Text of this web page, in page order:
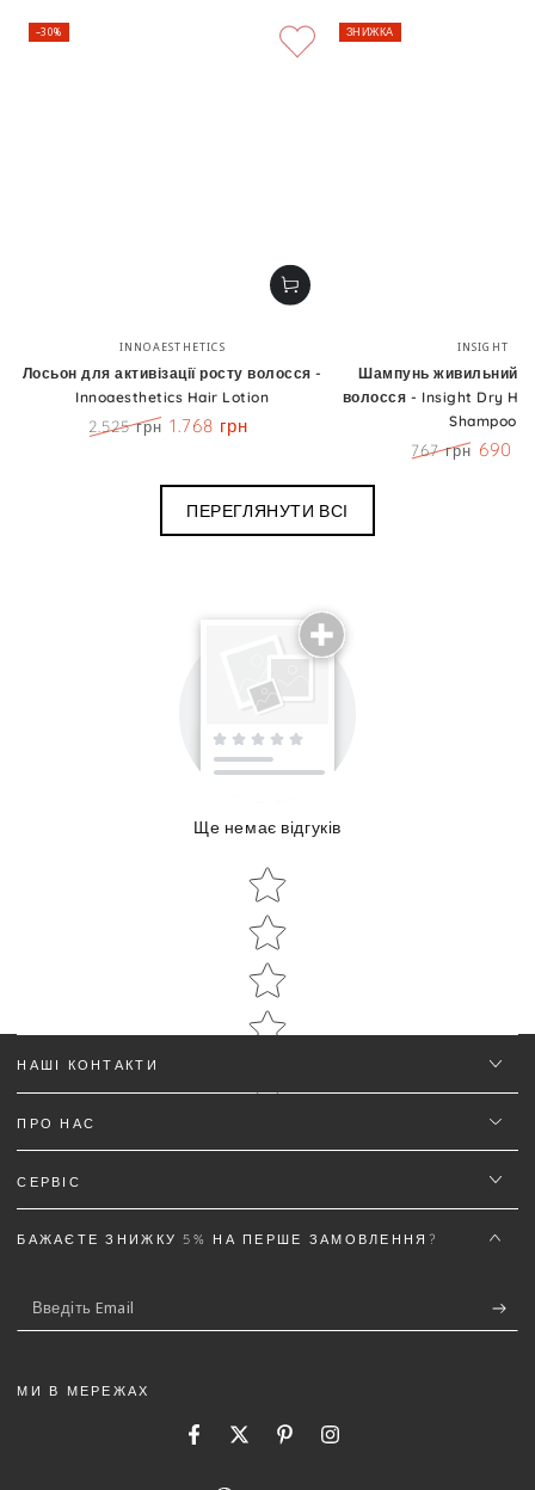
Бренд:
INNOAESTHETICS
Лосьон для активізації росту волосся -
Innoaesthetics Hair Lotion
2.525 грн 1.768 грн
–30%
INSIGHT
Шампунь живильний
волосся - Insight Dry
Shampoo
767 грн 690
ЗНИЖКА
ПЕРЕГЛЯНУТИ ВСІ
Поділиться досвідом використання
Star rating
Ім'я *
Текст відгуку (не менш 50 символів)
Ще немає відгуків
Star rating
НАШІ КОНТАКТИ
ПРО НАС
СЕРВІС
БАЖАЄТЕ ЗНИЖКУ 5% НА ПЕРШЕ ЗАМОВЛЕННЯ?
Введіть
Email
МИ В МЕРЕЖАХ
FacebookTwitterPinterestInstagram